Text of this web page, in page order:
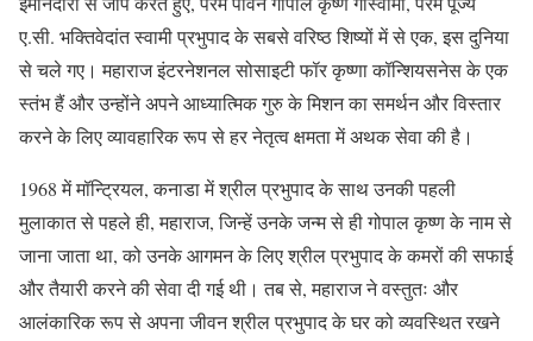
ए.सी. भक्तिवेदांत स्वामी प्रभुपाद के सबसे वरिष्ठ शिष्यों में से एक, इस दुनिया
से चले गए। महाराज इंटरनेशनल सोसाइटी फॉर कृष्णा कॉन्शियसनेस के एक
स्तंभ हैं और उन्होंने अपने आध्यात्मिक गुरु के मिशन का समर्थन और विस्तार
करने के लिए व्यावहारिक रूप से हर नेतृत्व क्षमता में अथक सेवा की है।
1968 में मॉन्ट्रियल, कनाडा में श्रील प्रभुपाद के साथ उनकी पहली
मुलाकात से पहले ही, महाराज, जिन्हें उनके जन्म से ही गोपाल कृष्ण के नाम से
जाना जाता था, को उनके आगमन के लिए श्रील प्रभुपाद के कमरों की सफाई
और तैयारी करने की सेवा दी गई थी। तब से, महाराज ने वस्तुतः और
आलंकारिक रूप से अपना जीवन श्रील प्रभुपाद के घर को व्यवस्थित रखने